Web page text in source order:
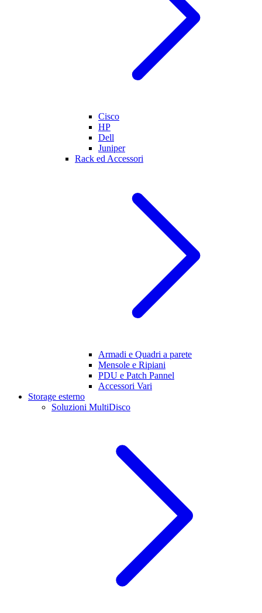
Cisco
HP
Dell
Juniper
Rack ed Accessori
Armadi e Quadri a parete
Mensole e Ripiani
PDU e Patch Pannel
Accessori Vari
Storage esterno
Soluzioni MultiDisco